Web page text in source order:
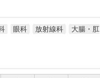
眼科 放射線科
大腸・肛